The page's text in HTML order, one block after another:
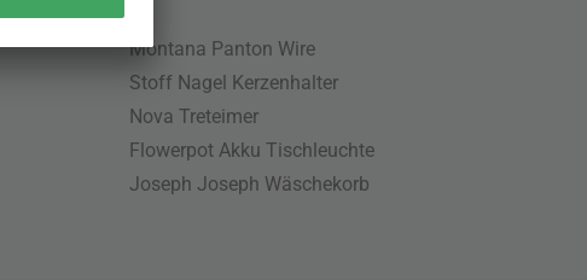
Montana Panton Wire
Stoff Nagel Kerzenhalter
Nova Treteimer
Flowerpot Akku Tischleuchte
Joseph Joseph Wäschekorb